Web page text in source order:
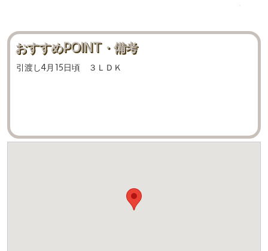
おすすめPOINT・備考
引渡し4月15日頃 ３ＬＤＫ